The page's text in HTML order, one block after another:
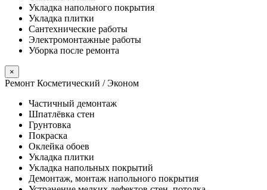
Укладка напольного покрытия
Укладка плитки
Сантехнические работы
Электромонтажные работы
Уборка после ремонта
×
Ремонт Косметический / Эконом​
Частичный демонтаж
Шпатлёвка стен
Грунтовка
Покраска
Оклейка обоев
Укладка плитки
Укладка напольных покрытий
Демонтаж, монтаж напольного покрытия